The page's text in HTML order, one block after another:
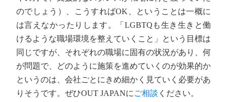
のでしょう）、こうすればOK、ということは一概に
は言えなかったりします。「LGBTQも生き生きと働
けるような職場環境を整えていくこと」という目標は
同じですが、それぞれの職場に固有の状況があり、何
が問題で、どのように施策を進めていくのが効果的か
というのは、会社ごとにきめ細かく見ていく必要があ
りそうです。ぜひOUT JAPANに ご相談 ください。